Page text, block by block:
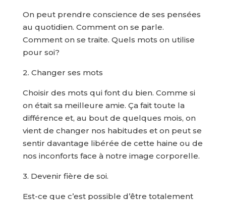
On peut prendre conscience de ses pensées
au quotidien. Comment on se parle.
Comment on se traite. Quels mots on utilise
pour soi?
2. Changer ses mots
Choisir des mots qui font du bien. Comme si
on était sa meilleure amie. Ça fait toute la
différence et, au bout de quelques mois, on
vient de changer nos habitudes et on peut se
sentir davantage libérée de cette haine ou de
nos inconforts face à notre image corporelle.
3. Devenir fière de soi.
Est-ce que c’est possible d’être totalement